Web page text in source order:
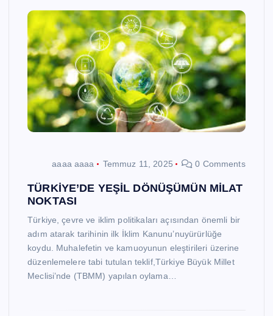
aaaa aaaa Temmuz 11, 2025 0 Comments
TÜRKİYE’DE YEŞİL DÖNÜŞÜMÜN MİLAT
NOKTASI
Türkiye, çevre ve iklim politikaları açısından önemli bir
adım atarak tarihinin ilk İklim Kanunu’nuyürürlüğe
koydu. Muhalefetin ve kamuoyunun eleştirileri üzerine
düzenlemelere tabi tutulan teklif,Türkiye Büyük Millet
Meclisi’nde (TBMM) yapılan oylama…